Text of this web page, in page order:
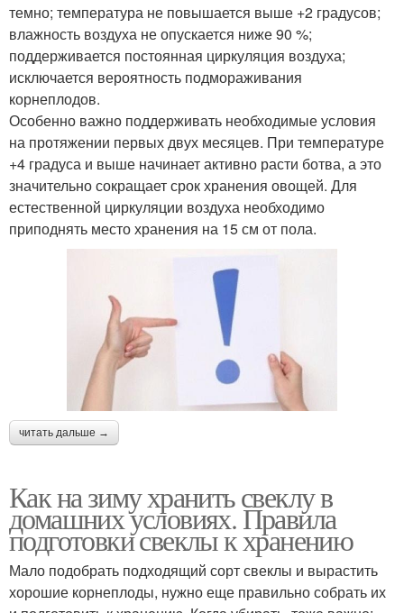
темно; температура не повышается выше +2 градусов;
влажность воздуха не опускается ниже 90 %;
поддерживается постоянная циркуляция воздуха;
исключается вероятность подмораживания
корнеплодов.
Особенно важно поддерживать необходимые условия
на протяжении первых двух месяцев. При температуре
+4 градуса и выше начинает активно расти ботва, а это
значительно сокращает срок хранения овощей. Для
естественной циркуляции воздуха необходимо
приподнять место хранения на 15 см от пола.
читать дальше →
Как на зиму хранить свеклу в
домашних условиях. Правила
подготовки свеклы к хранению
Мало подобрать подходящий сорт свеклы и вырастить
хорошие корнеплоды, нужно еще правильно собрать их